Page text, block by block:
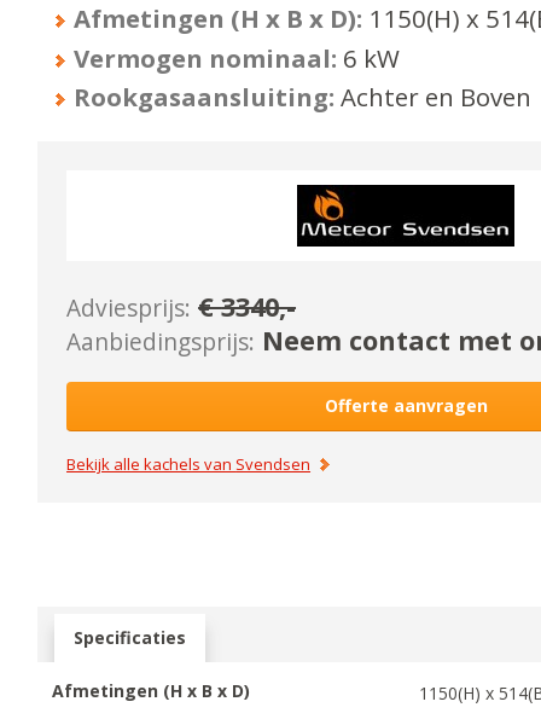
Afmetingen (H x B x D): 1150(H) x 514
Vermogen nominaal: 6 kW
Rookgasaansluiting: Achter en Boven
Adviesprijs: €3340,-
Aanbiedingsprijs: Neem contact met
Offerte aanvragen
Bekijk alle kachels van Svendsen
Specificaties
Afmetingen (H x B x D) 1150(H) x 514